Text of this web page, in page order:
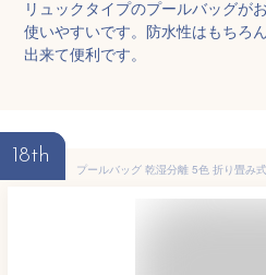
リュックタイプのプールバッグが
使いやすいです。防水性はもちろ
出来て便利です。
18th